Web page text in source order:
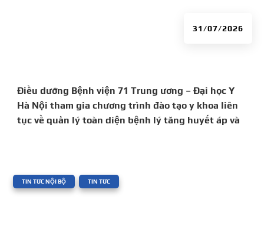
Điều dưỡng Bệnh viện 71 Trung ương – Đại học Y
Hà Nội tham gia chương trình đào tạo y khoa liên
tục về quản lý toàn diện bệnh lý tăng huyết áp và
31/07/2026
TIN TỨC NỘI BỘ TIN TỨC